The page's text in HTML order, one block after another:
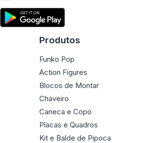
Produtos
Funko Pop
Action Figures
Blocos de Montar
Chaveiro
Caneca e Copo
Placas e Quadros
Kit e Balde de Pipoca